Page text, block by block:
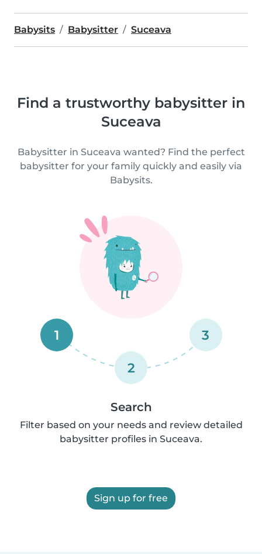
Babysits Babysitter Suceava
Find a trustworthy babysitter in
Suceava
Babysitter in Suceava wanted? Find the perfect
babysitter for your family quickly and easily via
Babysits.
1
2
3
Search
Filter based on your needs and review detailed
babysitter profiles in Suceava.
Sign up for free